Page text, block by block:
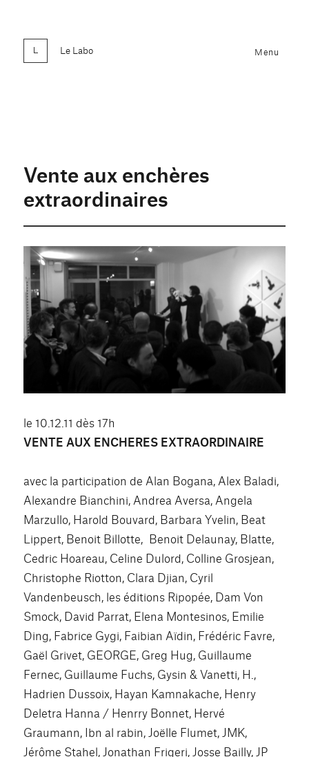
Le Labo Menu
Vente aux enchères
extraordinaires
le 10.12.11 dès 17h
VENTE AUX ENCHERES EXTRAORDINAIRE
avec la participation de Alan Bogana, Alex Baladi,
Alexandre Bianchini, Andrea Aversa, Angela
Marzullo, Harold Bouvard, Barbara Yvelin, Beat
Lippert, Benoit Billotte, Benoit Delaunay, Blatte,
Cedric Hoareau, Celine Dulord, Colline Grosjean,
Christophe Riotton, Clara Djian, Cyril
Vandenbeusch, les éditions Ripopée, Dam Von
Smock, David Parrat, Elena Montesinos, Emilie
Ding, Fabrice Gygi, Faibian Aïdin, Frédéric Favre,
Gaël Grivet, GEORGE, Greg Hug, Guillaume
Fernec, Guillaume Fuchs, Gysin & Vanetti, H.,
Hadrien Dussoix, Hayan Kamnakache, Henry
Deletra Hanna / Henrry Bonnet, Hervé
Graumann, Ibn al rabin, Joëlle Flumet, JMK,
Jérôme Stahel, Jonathan Frigeri, Josse Bailly, JP